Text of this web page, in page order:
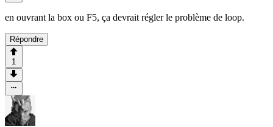
en ouvrant la box ou F5, ça devrait régler le problème de loop.
Répondre
1